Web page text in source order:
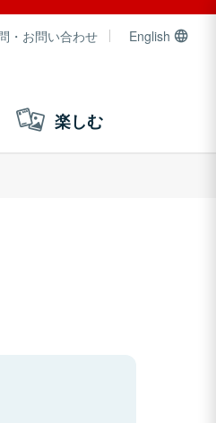
・お問い合わせ English
楽しむ